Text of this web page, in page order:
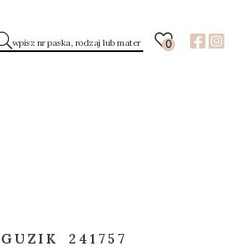
0
GUZIK 241757